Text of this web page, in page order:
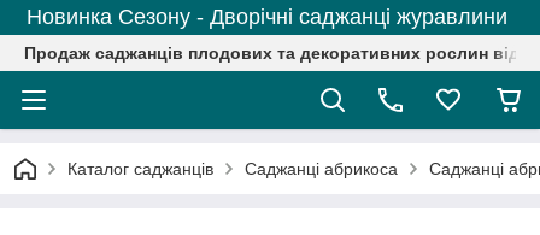
Новинка Сезону - Дворічні саджанці журавлини
Продаж саджанців плодових та декоративних рослин від
Каталог саджанців Саджанці абрикоса Саджанці